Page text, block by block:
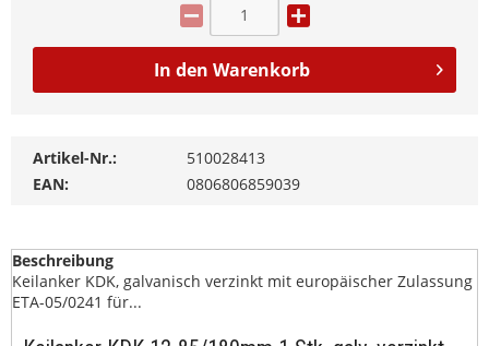
In den Warenkorb
Artikel-Nr.:
510028413
EAN:
0806806859039
Beschreibung
Keilanker KDK, galvanisch verzinkt mit europäischer Zulassung
ETA-05/0241 für...